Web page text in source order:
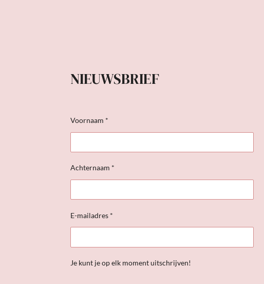
NIEUWSBRIEF
Voornaam *
Achternaam *
E-mailadres *
Je kunt je op elk moment uitschrijven!